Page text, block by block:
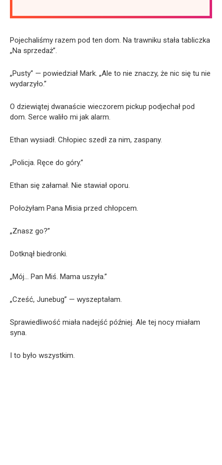
Pojechaliśmy razem pod ten dom. Na trawniku stała tabliczka
„Na sprzedaż”.
„Pusty” — powiedział Mark. „Ale to nie znaczy, że nic się tu nie
wydarzyło.”
O dziewiątej dwanaście wieczorem pickup podjechał pod
dom. Serce waliło mi jak alarm.
Ethan wysiadł. Chłopiec szedł za nim, zaspany.
„Policja. Ręce do góry.”
Ethan się załamał. Nie stawiał oporu.
Położyłam Pana Misia przed chłopcem.
„Znasz go?”
Dotknął biedronki.
„Mój… Pan Miś. Mama uszyła.”
„Cześć, Junebug” — wyszeptałam.
Sprawiedliwość miała nadejść później. Ale tej nocy miałam
syna.
I to było wszystkim.